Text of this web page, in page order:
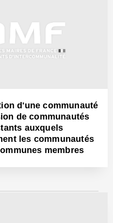
d'une communauté
de communautés
auxquels
les communautés
membres